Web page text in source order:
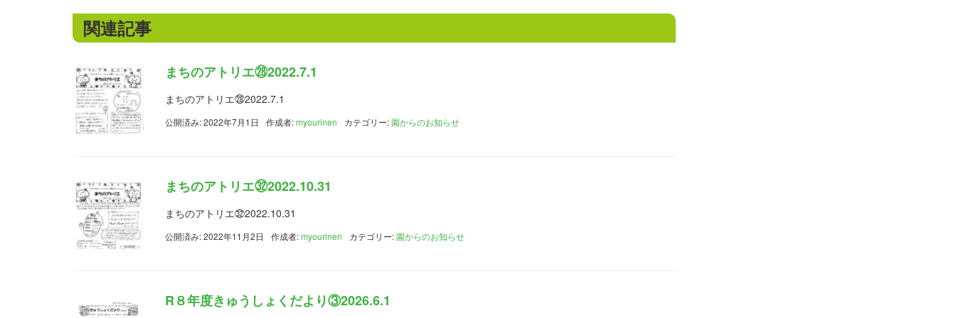
関連記事
まちのアトリエ㉘2022.7.1
まちのアトリエ㉘2022.7.1
公開済み: 2022年7月1日 作成者:myourinen カテゴリー:園からのお知らせ
まちのアトリエ㉜2022.10.31
まちのアトリエ㉜2022.10.31
公開済み: 2022年11月2日 作成者:myourinen カテゴリー:園からのお知らせ
R８年度きゅうしょくだより③2026.6.1